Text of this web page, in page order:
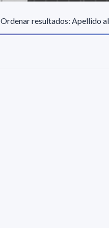
Ordenar resultados: Apellido